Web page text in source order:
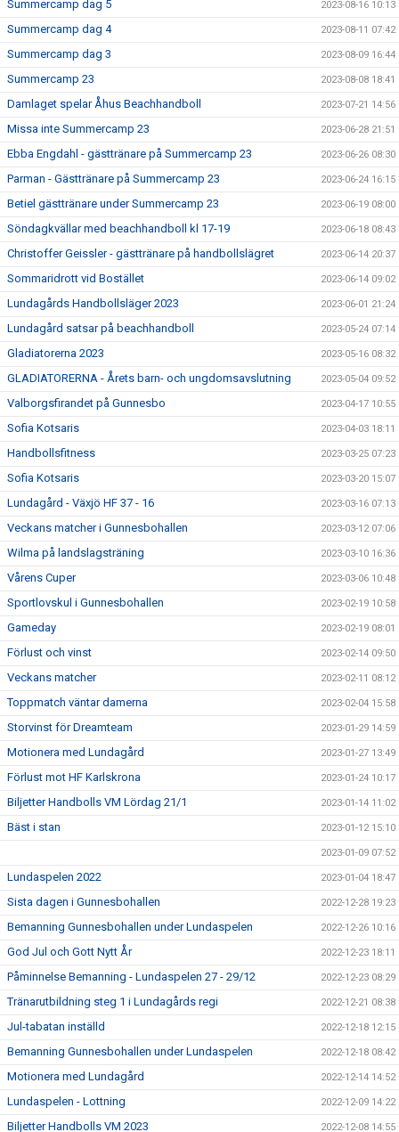
Summercamp dag 5 2023-08-16 10:13
Summercamp dag 4 2023-08-11 07:42
Summercamp dag 3 2023-08-09 16:44
Summercamp 23 2023-08-08 18:41
Damlaget spelar Åhus Beachhandboll 2023-07-21 14:56
Missa inte Summercamp 23 2023-06-28 21:51
Ebba Engdahl - gästtränare på Summercamp 23 2023-06-26 08:30
Parman - Gästtränare på Summercamp 23 2023-06-24 16:15
Betiel gästtränare under Summercamp 23 2023-06-19 08:00
Söndagkvällar med beachhandboll kl 17-19 2023-06-18 08:43
Christoffer Geissler - gästtränare på handbollslägret 2023-06-14 20:37
Sommaridrott vid Bostället 2023-06-14 09:02
Lundagårds Handbollsläger 2023 2023-06-01 21:24
Lundagård satsar på beachhandboll 2023-05-24 07:14
Gladiatorerna 2023 2023-05-16 08:32
GLADIATORERNA - Årets barn- och ungdomsavslutning 2023-05-04 09:52
Valborgsfirandet på Gunnesbo 2023-04-17 10:55
Sofia Kotsaris 2023-04-03 18:11
Handbollsfitness 2023-03-25 07:23
Sofia Kotsaris 2023-03-20 15:07
Lundagård - Växjö HF 37 - 16 2023-03-16 07:13
Veckans matcher i Gunnesbohallen 2023-03-12 07:06
Wilma på landslagsträning 2023-03-10 16:36
Vårens Cuper 2023-03-06 10:48
Sportlovskul i Gunnesbohallen 2023-02-19 10:58
Gameday 2023-02-19 08:01
Förlust och vinst 2023-02-14 09:50
Veckans matcher 2023-02-11 08:12
Toppmatch väntar damerna 2023-02-04 15:58
Storvinst för Dreamteam 2023-01-29 14:59
Motionera med Lundagård 2023-01-27 13:49
Förlust mot HF Karlskrona 2023-01-24 10:17
Biljetter Handbolls VM Lördag 21/1 2023-01-14 11:02
Bäst i stan 2023-01-12 15:10
2023-01-09 07:52
Lundaspelen 2022 2023-01-04 18:47
Sista dagen i Gunnesbohallen 2022-12-28 19:23
Bemanning Gunnesbohallen under Lundaspelen 2022-12-26 10:16
God Jul och Gott Nytt År 2022-12-23 18:11
Påminnelse Bemanning - Lundaspelen 27 - 29/12 2022-12-23 08:29
Tränarutbildning steg 1 i Lundagårds regi 2022-12-21 08:38
Jul-tabatan inställd 2022-12-18 12:15
Bemanning Gunnesbohallen under Lundaspelen 2022-12-18 08:42
Motionera med Lundagård 2022-12-14 14:52
Lundaspelen - Lottning 2022-12-09 14:22
Biljetter Handbolls VM 2023 2022-12-08 14:55